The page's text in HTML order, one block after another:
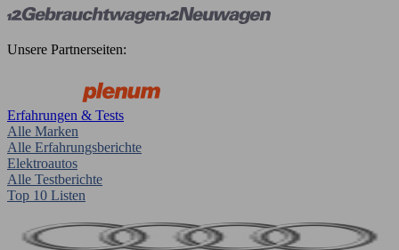
Unsere Partnerseiten:
Erfahrungen & Tests
Alle Marken
Alle Erfahrungsberichte
Elektroautos
Alle Testberichte
Top 10 Listen